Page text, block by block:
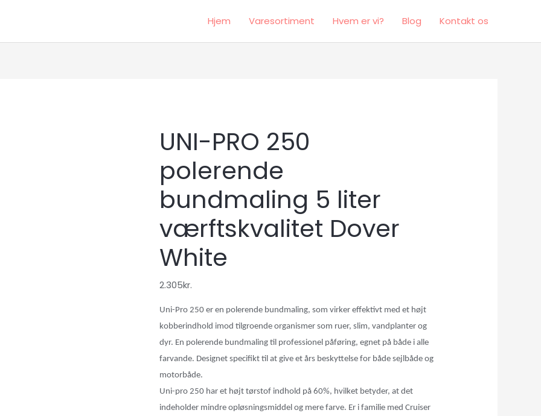
Hjem Varesortiment Hvem er vi? Blog Kontakt os
UNI-PRO 250
polerende
bundmaling 5 liter
værftskvalitet Dover
White
2.305kr.
Uni-Pro 250 er en polerende bundmaling, som virker effektivt med et højt
kobberindhold imod tilgroende organismer som ruer, slim, vandplanter og
dyr. En polerende bundmaling til professionel påføring, egnet på både i alle
farvande. Designet specifikt til at give et års beskyttelse for både sejlbåde og
motorbåde.
Uni-pro 250 har et højt tørstof indhold på 60%, hvilket betyder, at det
indeholder mindre opløsningsmiddel og mere farve. Er i familie med Cruiser